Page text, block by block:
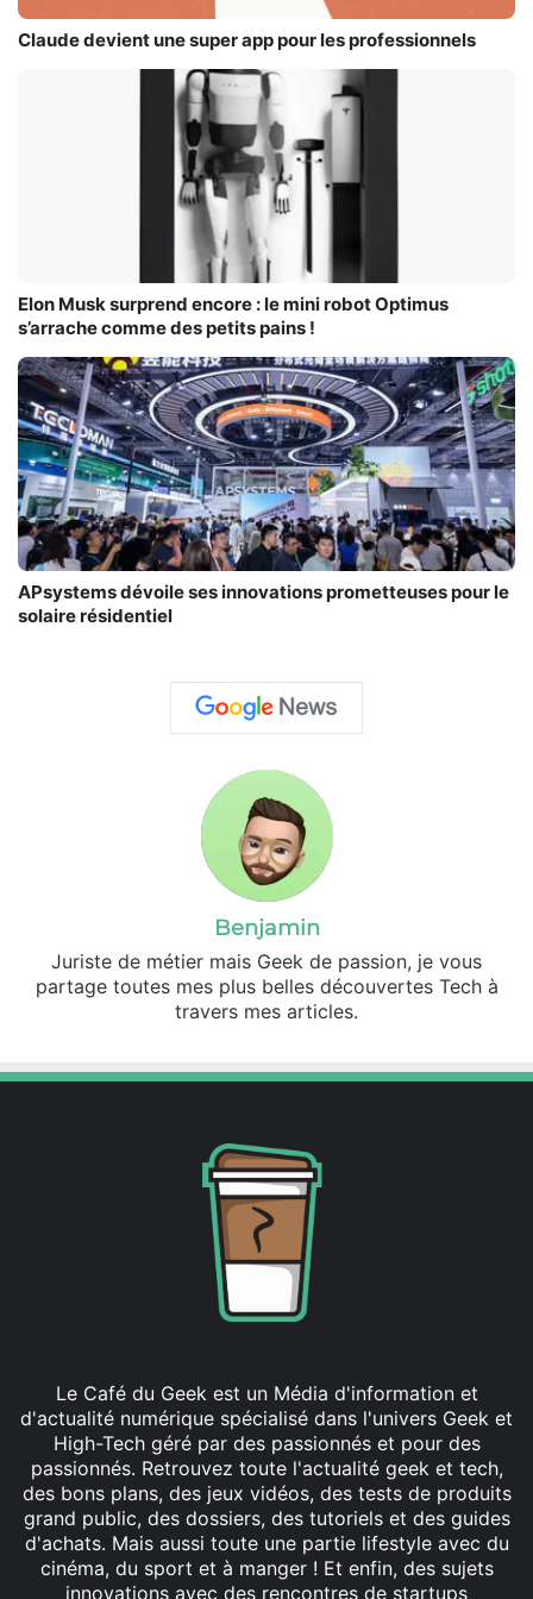
Claude devient une super app pour les professionnels
Elon Musk surprend encore : le mini robot Optimus
s’arrache comme des petits pains !
APsystems dévoile ses innovations prometteuses pour le
solaire résidentiel
Benjamin
Juriste de métier mais Geek de passion, je vous
partage toutes mes plus belles découvertes Tech à
travers mes articles.
Le Café du Geek est un Média d'information et
d'actualité numérique spécialisé dans l'univers Geek et
High-Tech géré par des passionnés et pour des
passionnés. Retrouvez toute l'actualité geek et tech,
des bons plans, des jeux vidéos, des tests de produits
grand public, des dossiers, des tutoriels et des guides
d'achats. Mais aussi toute une partie lifestyle avec du
cinéma, du sport et à manger ! Et enfin, des sujets
innovations avec des rencontres de startups